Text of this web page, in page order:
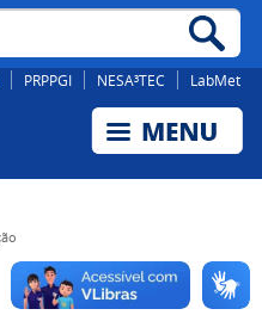
PRPPGI NESA³TEC LabMet